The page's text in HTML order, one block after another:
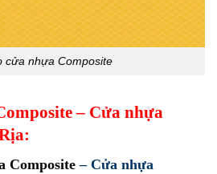
cửa nhựa Composite
– Cửa nhựa
Composite – Cửa nhựa